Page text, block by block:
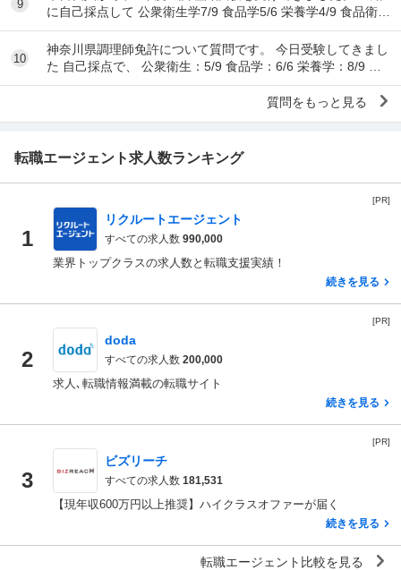
9
に自己採点して 公衆衛生学7/9 食品学5/6 栄養学4/9 食品衛生
学8/15 調理理論9/17 食文
10
神奈川県調理師免許について質問です。 今日受験してきまし
た 自己採点で、 公衆衛生：5/9 食品学：6/6 栄養学：8/9 食
品衛生：10/15 調理理...
質問をもっと見る
転職エージェント求人数ランキング
[PR]
1
リクルートエージェント
すべての求人数 990,000
業界トップクラスの求人数と転職支援実績！
続きを見る
[PR]
2
doda
すべての求人数 200,000
求人､転職情報満載の転職サイト
続きを見る
[PR]
3
ビズリーチ
すべての求人数 181,531
【現年収600万円以上推奨】ハイクラスオファーが届く
続きを見る
転職エージェント比較を見る